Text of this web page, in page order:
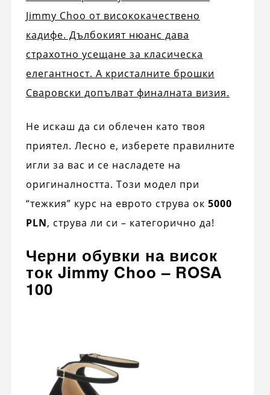
Jimmy Choo от висококачествено
кадифе. Дълбокият нюанс дава
страхотно усещане за класическа
елегантност. А кристалните брошки
Сваровски допълват финалната визия.
Не искаш да си облечен като твоя
приятел. Лесно е, изберете правилните
игли за вас и се насладете на
оригиналността. Този модел при
“тежкия” курс на еврото струва ок 5000
PLN, струва ли си – категорично да!
Черни обувки на висок
ток Jimmy Choo – ROSA
100